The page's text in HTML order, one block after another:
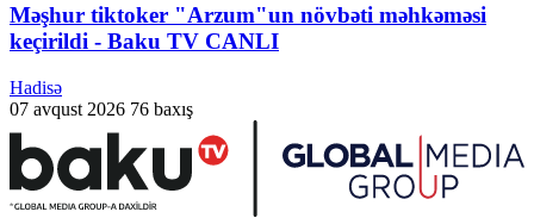
Məşhur tiktoker "Arzum"un növbəti məhkəməsi
keçirildi - Baku TV CANLI
Hadisə
07 avqust 2026 76 baxış